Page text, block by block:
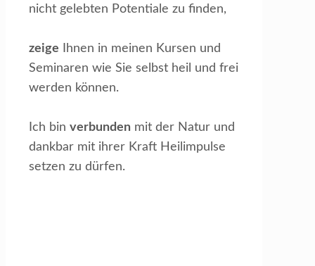
nicht gelebten Potentiale zu finden,
zeige Ihnen in meinen Kursen und
Seminaren wie Sie selbst heil und frei
werden können.
Ich bin verbunden mit der Natur und
dankbar mit ihrer Kraft Heilimpulse
setzen zu dürfen.